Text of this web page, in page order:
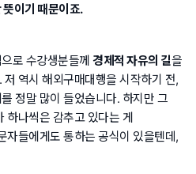
이기 때문이죠.
로 수강생분들께 경제적 자유의 길을
역시 해외구매대행을 시작하기 전,
정말 많이 들었습니다. 하지만 그
하나씩은 감추고 있다는 게
자들에게도 통하는 공식이 있을텐데,